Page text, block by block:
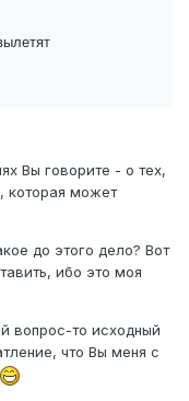
Вы говорите - о тех,
которая может
до этого дело? Вот
ибо это моя
вопрос-то исходный
что Вы меня с